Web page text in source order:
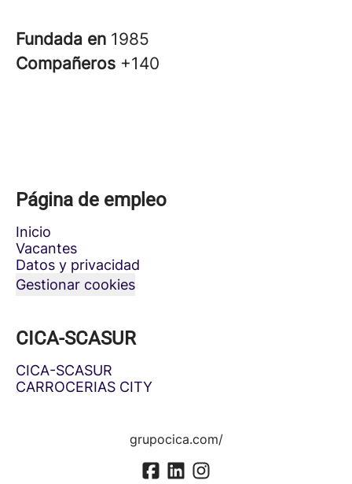
Fundada en 1985
Compañeros +140
Página de empleo
Inicio
Vacantes
Datos y privacidad
Gestionar cookies
CICA-SCASUR
CICA-SCASUR
CARROCERIAS CITY
grupocica.com/